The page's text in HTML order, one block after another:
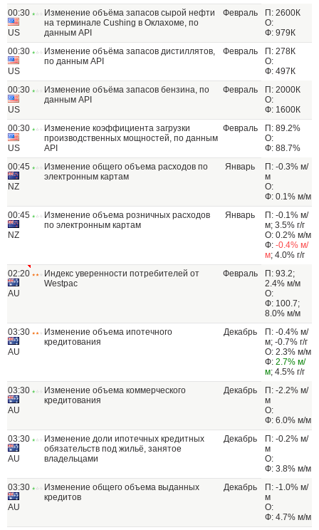
00:30
US
Изменение объёма запасов сырой нефти
на терминале Cushing в Оклахоме, по
данным API
Февраль
П: 2600К
О:
Ф: 979К
00:30
US
Изменение объёма запасов дистиллятов,
по данным API
Февраль
П: 278К
О:
Ф: 497К
00:30
US
Изменение объёма запасов бензина, по
данным API
Февраль
П: 2000К
О:
Ф: 1600К
00:30
US
Изменение коэффициента загрузки
производственных мощностей, по данным
API
Февраль
П: 89.2%
О:
Ф: 88.7%
00:45
NZ
Изменение общего объема расходов по
электронным картам
Январь
П: -0.3% м/
м
О:
Ф: 0.1% м/м
00:45
NZ
Изменение объема розничных расходов
по электронным картам
Январь
П: -0.1% м/
м; 3.5% г/г
О: 0.2% м/м
Ф: -0.4% м/
м; 4.0% г/г
02:20
AU
Индекс уверенности потребителей от
Westpac
Февраль
П: 93.2;
2.4% м/м
О:
Ф: 100.7;
8.0% м/м
03:30
AU
Изменение объема ипотечного
кредитования
Декабрь
П: -0.4% м/
м; -0.7% г/г
О: 2.3% м/м
Ф: 2.7% м/
м; 4.5% г/г
03:30
AU
Изменение объема коммерческого
кредитования
Декабрь
П: -2.2% м/
м
О:
Ф: 6.0% м/м
03:30
AU
Изменение доли ипотечных кредитных
обязательств под жильё, занятое
владельцами
Декабрь
П: -0.2% м/
м
О:
Ф: 3.8% м/м
03:30
AU
Изменение общего объема выданных
кредитов
Декабрь
П: -1.0% м/
м
О:
Ф: 4.7% м/м